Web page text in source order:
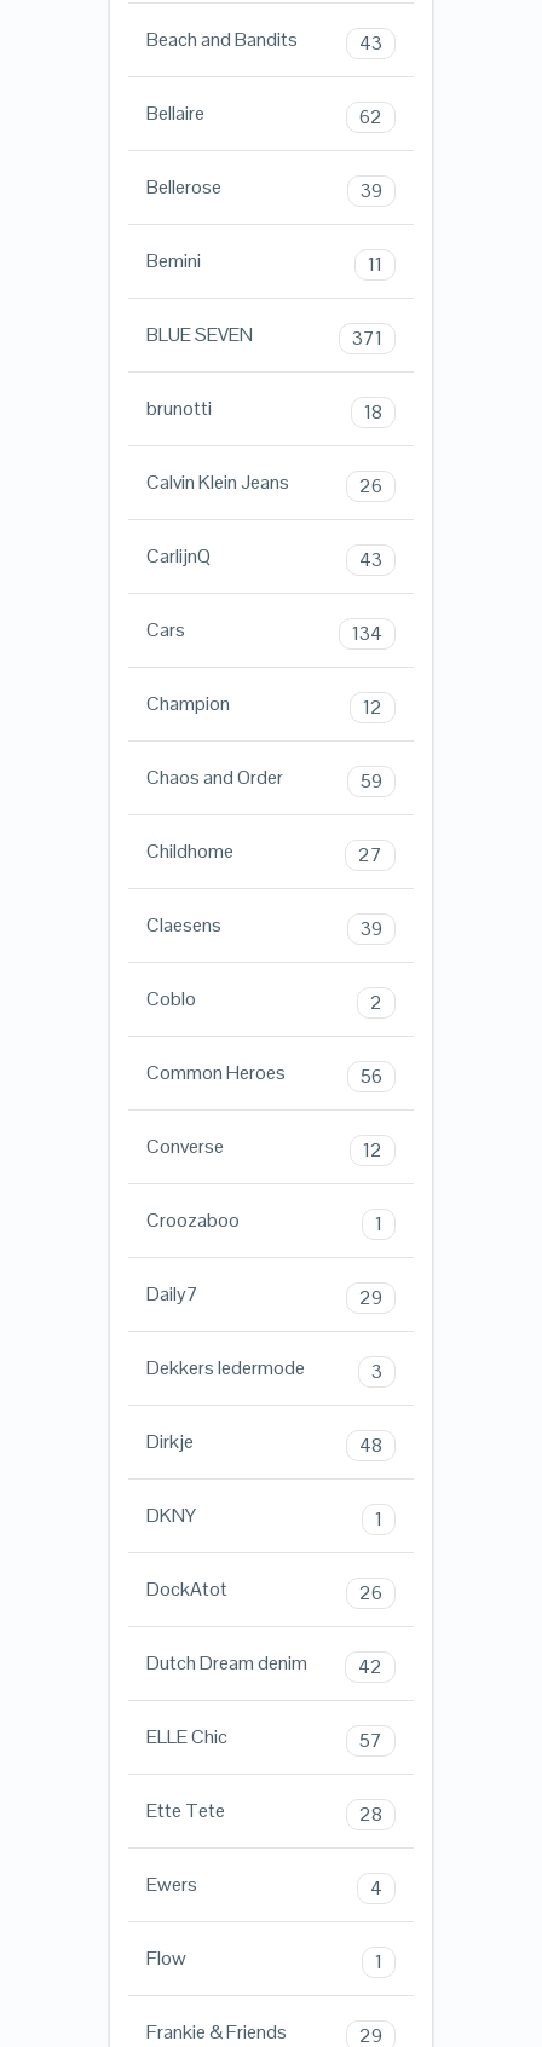
Beach and Bandits 43
Bellaire 62
Bellerose 39
Bemini 11
BLUE SEVEN 371
brunotti 18
Calvin Klein Jeans 26
CarlijnQ 43
Cars 134
Champion 12
Chaos and Order 59
Childhome 27
Claesens 39
Coblo 2
Common Heroes 56
Converse 12
Croozaboo 1
Daily7 29
Dekkers ledermode 3
Dirkje 48
DKNY 1
DockAtot 26
Dutch Dream denim 42
ELLE Chic 57
Ette Tete 28
Ewers 4
Flow 1
Frankie & Friends 29